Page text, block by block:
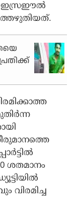
ഇസ്രഈല്‍
ശതമാനം
വിരമിച്ച